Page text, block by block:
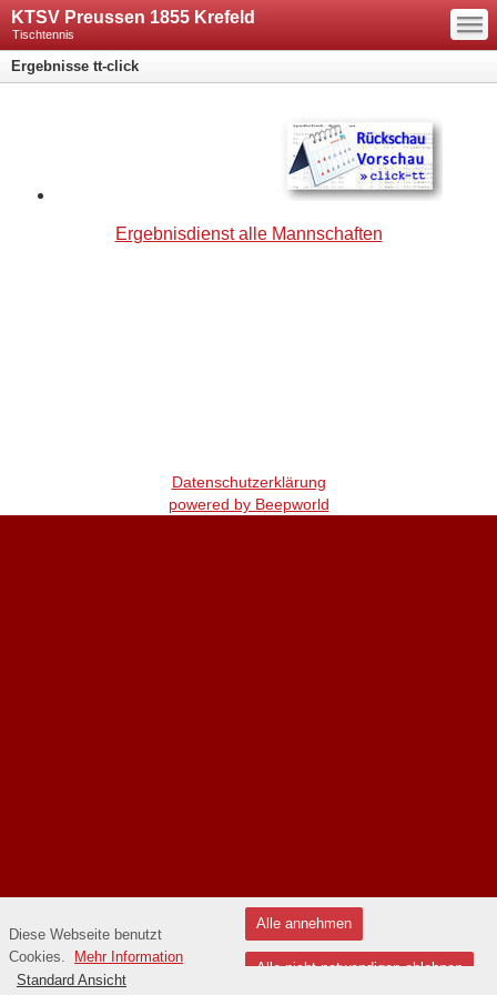
KTSV Preussen 1855 Krefeld
Tischtennis
—
—
—
Ergebnisse tt-click
Ergebnisdienst alle Mannschaften
Datenschutzerklärung
powered by Beepworld
Standard Ansicht
Diese Webseite benutzt
Cookies.
Mehr Information
Alle annehmen
Alle nicht notwendigen ablehnen